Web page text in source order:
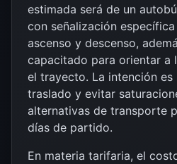
estimada será de un
con señalización
ascenso y descenso,
capacitado para orientar a
el trayecto. La intención
traslado y evitar
alternativas de transporte
días de partido.
En materia tarifaria, el